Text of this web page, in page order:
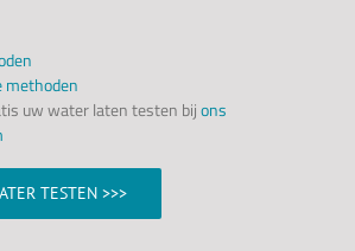
methoden
uw water laten testen bijons
TESTEN >>>